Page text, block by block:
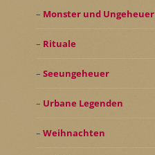
Monster und Ungeheuer
Rituale
Seeungeheuer
Urbane Legenden
Weihnachten